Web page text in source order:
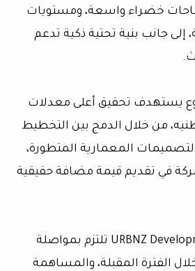
خضراء واسعة، ومستويات
جانب بنية تحتية ذكية تدعم
يستهدف تحقيق أعلى معدلات
من خلال الدمج بين التخطيط
المعمارية المتطورة،
في تقديم قيمة مضافة حقيقية
وأكد عزازي أن URBNZ Developments تلتزم بمواصلة
الفترة المقبلة، والمساهمة